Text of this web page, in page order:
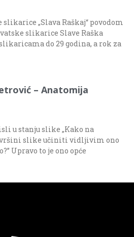
„Slava Raškaj“ povodom
slikarice Slave Raška
do 29 godina, a rok za
– Anatomija
u stanju slike „Kako na
slike učiniti vidljivim ono
Upravo to je ono opće